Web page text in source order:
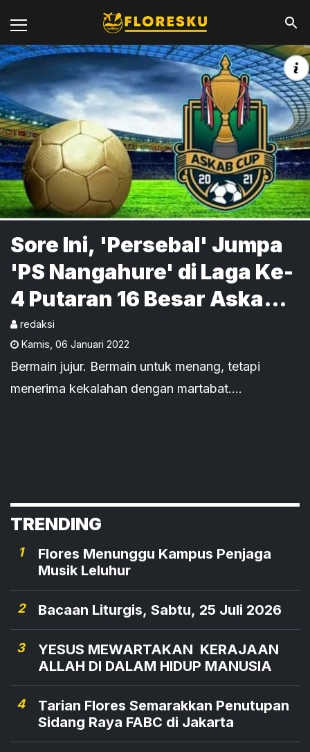
Sore Ini, 'Persebal' Jumpa
'PS Nangahure' di Laga Ke-
4 Putaran 16 Besar Askab
Cup 1 Sikka
redaksi
Kamis 06 Januari 2022
Bermain jujur. Bermain untuk menang, tetapi
menerima kekalahan dengan martabat.
TRENDING
1
Flores Menunggu Kampus Penjaga
Musik Leluhur
2 Bacaan Liturgis, Sabtu, 25 Juli 2026
3
YESUS MEWARTAKAN KERAJAAN
ALLAH DI DALAM HIDUP MANUSIA
4
Tarian Flores Semarakkan Penutupan
Sidang Raya FABC di Jakarta